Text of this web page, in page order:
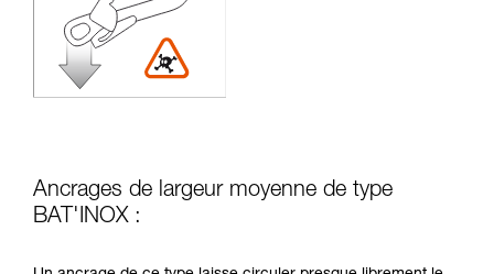
Ancrages de largeur moyenne de type
BAT'INOX :